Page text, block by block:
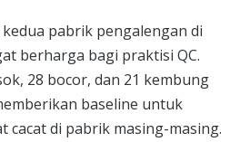
pabrik pengalengan di
berharga bagi praktisi QC.
28 bocor, dan 21 kembung
baseline untuk
cacat di pabrik masing-masing.